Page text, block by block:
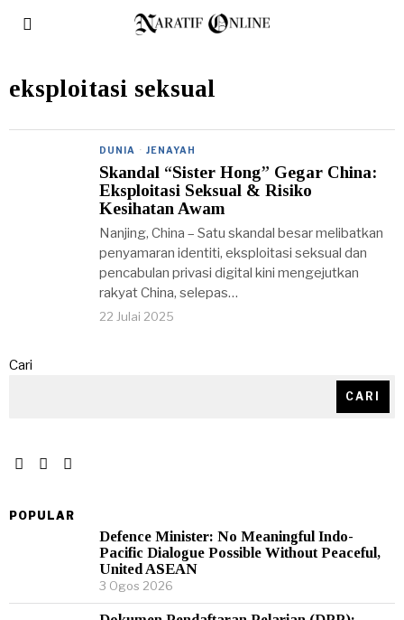
eksploitasi seksual
DUNIA · JENAYAH
Skandal “Sister Hong” Gegar China:
Eksploitasi Seksual & Risiko
Kesihatan Awam
Nanjing, China – Satu skandal besar melibatkan
penyamaran identiti, eksploitasi seksual dan
pencabulan privasi digital kini mengejutkan
rakyat China, selepas…
22 Julai 2025
Cari
CARI
POPULAR
Defence Minister: No Meaningful Indo-
Pacific Dialogue Possible Without Peaceful,
United ASEAN
3 Ogos 2026